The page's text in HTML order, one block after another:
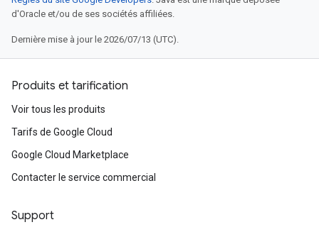
d'Oracle et/ou de ses sociétés affiliées.
Dernière mise à jour le 2026/07/13 (UTC).
Produits et tarification
Voir tous les produits
Tarifs de Google Cloud
Google Cloud Marketplace
Contacter le service commercial
Support